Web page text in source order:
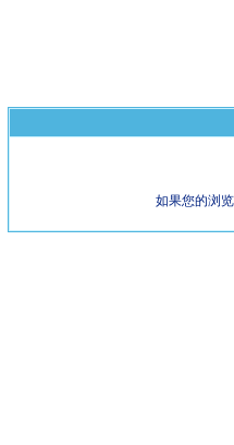
如果您的浏